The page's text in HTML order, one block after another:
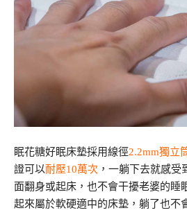
眠花糖好眠床墊採用線徑2.2mm獨立
證可以耐壓10萬次 ，一躺下去就感
面翻身或起床，也不會干擾老婆的睡
起來屬於軟硬適中的床墊，躺了也不